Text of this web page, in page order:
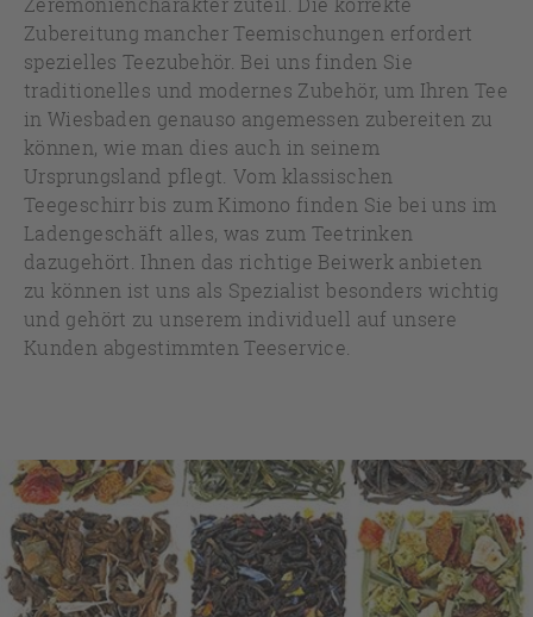
Zubereitung mancher Teemischungen erfordert
spezielles Teezubehör. Bei uns finden Sie
traditionelles und modernes Zubehör, um Ihren Tee
in Wiesbaden genauso angemessen zubereiten zu
können, wie man dies auch in seinem
Ursprungsland pflegt. Vom klassischen
Teegeschirr bis zum Kimono finden Sie bei uns im
Ladengeschäft alles, was zum Teetrinken
dazugehört. Ihnen das richtige Beiwerk anbieten
zu können ist uns als Spezialist besonders wichtig
und gehört zu unserem individuell auf unsere
Kunden abgestimmten Teeservice.